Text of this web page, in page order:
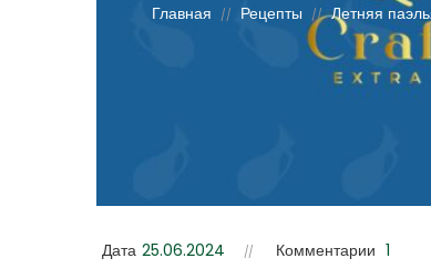
Главная
// Рецепты // Летняя
Дата 25.06.2024 Комментарии 1